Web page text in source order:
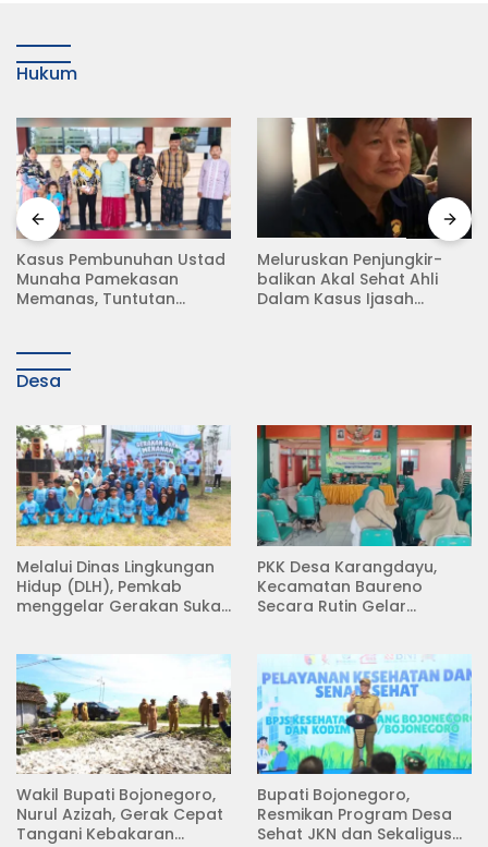
Hukum
Meluruskan Penjungkir-
balikan Akal Sehat Ahli
Dalam Kasus Ijasah
Rampas Motor Tanpa
Surat Resmi, Modus Baru
Debt Collector di Jalan
Desa
Melalui Dinas Lingkungan
Hidup (DLH), Pemkab
menggelar Gerakan Suka
PKK Desa Karangdayu,
Kecamatan Baureno
Secara Rutin Gelar
Wakil Bupati Bojonegoro,
Nurul Azizah, Gerak Cepat
Tangani Kebakaran
Bupati Bojonegoro,
Resmikan Program Desa
Sehat JKN dan Sekaligus